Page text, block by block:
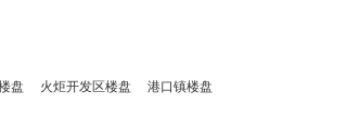
盘 火炬开发区楼盘 港口镇楼盘